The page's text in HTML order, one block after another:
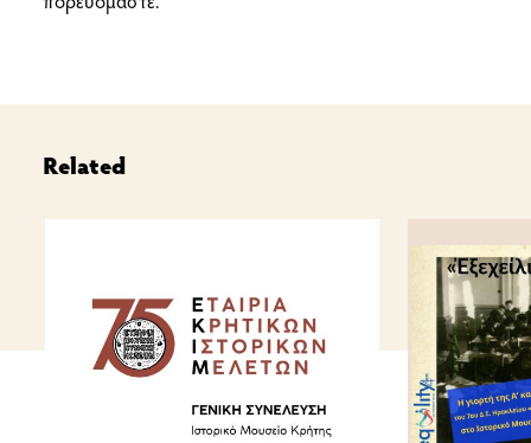
Related